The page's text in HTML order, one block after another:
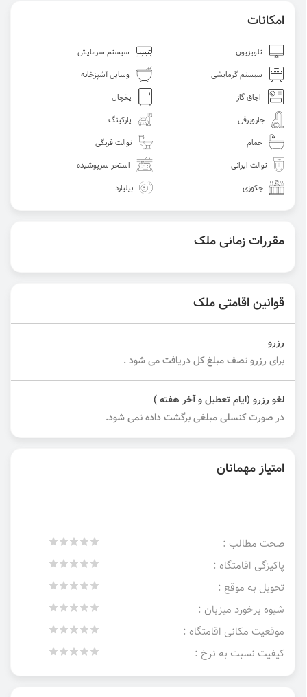
امکانات
تلویزیون
سیستم سرمایش
سیستم گرمایشی
وسایل آشپزخانه
اجاق گاز
یخچال
جاروبرقی
پارکینگ
حمام
توالت فرنگی
توالت ایرانی
استخر سرپوشیده
جکوزی
بیلیارد
مقررات زمانی ملک
قوانین اقامتی ملک
رزرو
برای رزرو نصف مبلغ کل دریافت می شود .
لغو رزرو (ایام تعطیل و آخر هفته )
در صورت کنسلی مبلغی برگشت داده نمی شود.
امتیاز مهمانان
صحت مطالب :
پاکیزگی اقامتگاه :
تحویل به موقع :
شیوه برخورد میزبان :
موقعیت مکانی اقامتگاه :
کیفیت نسبت به نرخ :